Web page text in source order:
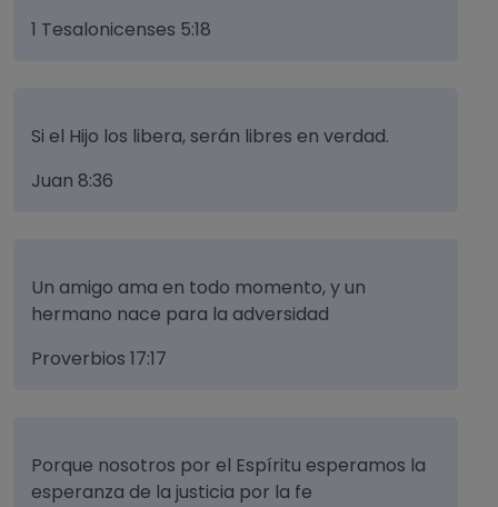
1 Tesalonicenses 5:18
Si el Hijo los libera, serán libres en verdad.
Juan 8:36
Un amigo ama en todo momento, y un
hermano nace para la adversidad
Proverbios 17:17
Porque nosotros por el Espíritu esperamos la
esperanza de la justicia por la fe